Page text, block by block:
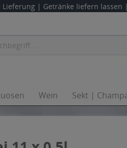
Lieferung | Getränke liefern lassen
Wein Sekt |